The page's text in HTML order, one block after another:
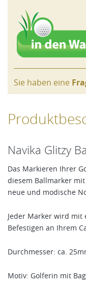
Sie haben eine
Navika Glitzy
Das Markieren Ihrer
diesem Ballmarker
neue und modische
Jeder Marker wird mit
Befestigen an Ihrem
Durchmesser: ca.
Motiv: Golferin mit